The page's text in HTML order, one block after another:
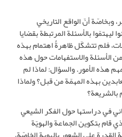
وبخاصّة أنّ الواقع التاريخي
بالأسئلة المرتبطة بقضايا
فلم تتشكّل ظاهرةُ اهتمام بهذه
من الأسئلة والاستفهامات حول هذه
هذه الأمور. والسؤال: لماذا لم
بهذه المهمّة من قبل؟ ولماذا
بالشريعة؟
في دراستها حول الفكر الشيعي
قام بتكوين الجماعة والهويّة